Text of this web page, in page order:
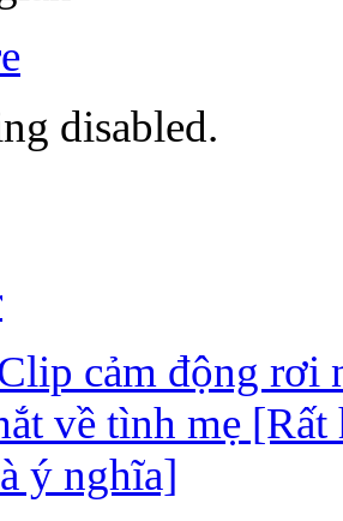
disabled.